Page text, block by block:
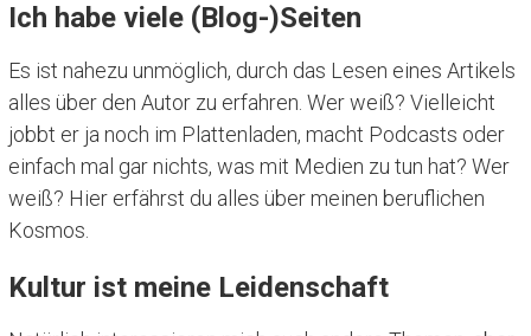
Ich habe viele (Blog-)Seiten
Es ist nahezu unmöglich, durch das Lesen eines Artikels
alles über den Autor zu erfahren. Wer weiß? Vielleicht
jobbt er ja noch im Plattenladen, macht Podcasts oder
einfach mal gar nichts, was mit Medien zu tun hat? Wer
weiß? Hier erfährst du alles über meinen beruflichen
Kosmos.
Kultur ist meine Leidenschaft